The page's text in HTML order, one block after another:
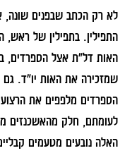
לא רק הכתב שבפנים
התפילין. בתפילין של
האות דל"ת אצל הספרדים,
שמזכירה את האות יו"ד. גם
הספרדים מלפפים את
לעומתם, חלק מהאשכנזים
האלה נובעים מטעמים